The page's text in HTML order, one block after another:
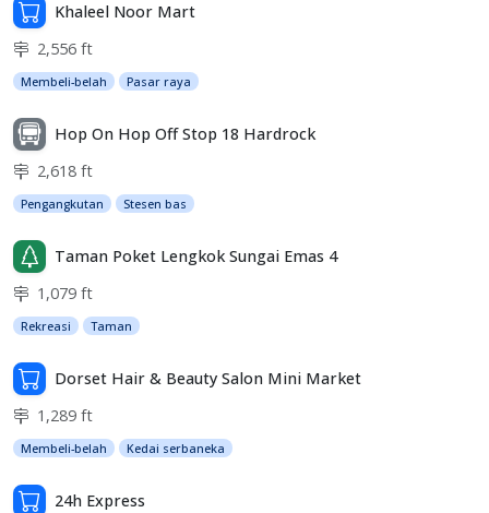
Khaleel Noor Mart
2,556 ft
Membeli-belah Pasar raya
Hop On Hop Off Stop 18 Hardrock
2,618 ft
Pengangkutan Stesen bas
Taman Poket Lengkok Sungai Emas 4
1,079 ft
Rekreasi Taman
Dorset Hair & Beauty Salon Mini Market
1,289 ft
Membeli-belah Kedai serbaneka
24h Express